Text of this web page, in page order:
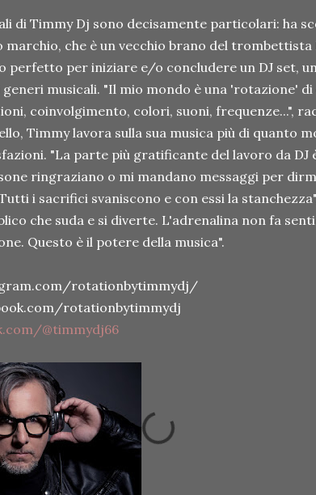
di Timmy Dj sono decisamente particolari: ha
marchio, che è un vecchio brano del
perfetto per iniziare e/o concludere un DJ set,
musicali. "Il mio mondo è una 'rotazione' di
coinvolgimento, colori, suoni, frequenze...",
Timmy lavora sulla sua musica più di quanto
"La parte più gratificante del lavoro da DJ
ringraziano o mi mandano messaggi per
i sacrifici svaniscono e con essi la
che suda e si diverte. L'adrenalina non fa
Questo è il potere della musica".
rotationbytimmydj/
rotationbytimmydj
@timmydj66